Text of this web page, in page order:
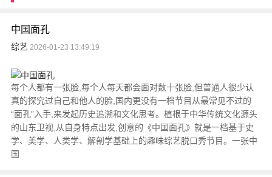
中国面孔
综艺 2026-01-23 13:49:19
每个人都有一张脸,每个人每天都会面对数十张脸,但普通人很少认
真的探究过自己和他人的脸,国内更没有一档节目从最常见不过的
“面孔”入手,来发起历史追溯和文化思考。植根于中华传统文化源头
的山东卫视,从自身特点出发,创意的《中国面孔》就是一档基于史
学、美学、人类学、解剖学基础上的趣味综艺脱口秀节目。一张中
国